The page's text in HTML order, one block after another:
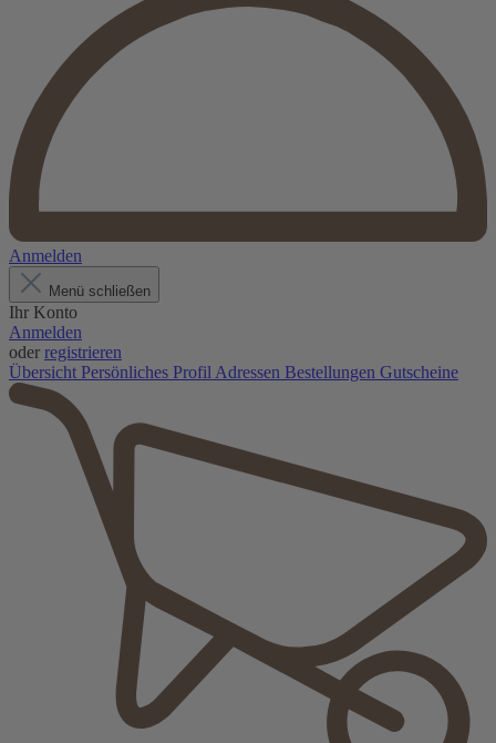
Anmelden
Menü schließen
Ihr Konto
Anmelden
oder registrieren
Übersicht Persönliches Profil Adressen Bestellungen Gutscheine